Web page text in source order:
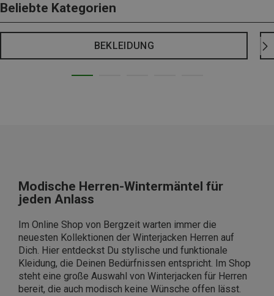
Beliebte Kategorien
BEKLEIDUNG
Modische Herren-Wintermäntel für
jeden Anlass
Im Online Shop von Bergzeit warten immer die
neuesten Kollektionen der Winterjacken Herren auf
Dich. Hier entdeckst Du stylische und funktionale
Kleidung, die Deinen Bedürfnissen entspricht. Im Shop
steht eine große Auswahl von Winterjacken für Herren
bereit, die auch modisch keine Wünsche offen lässt.